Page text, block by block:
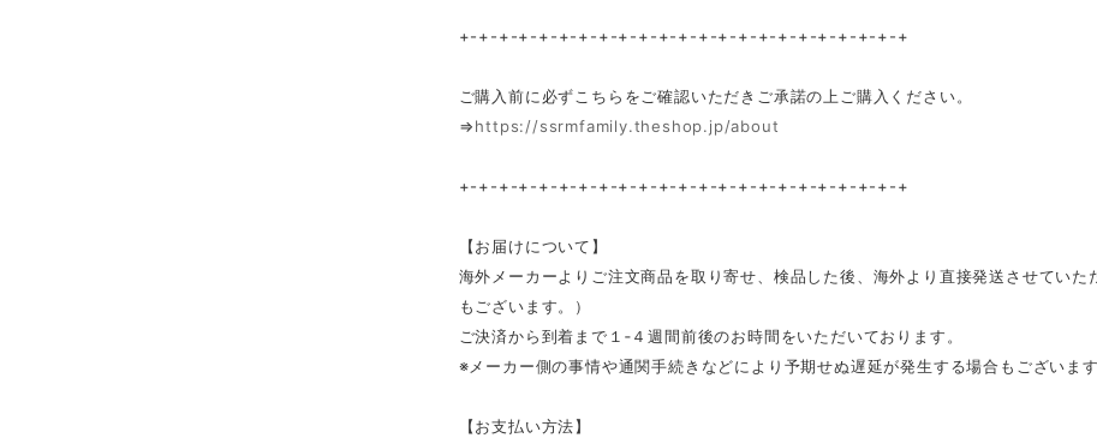
+-+-+-+-+-+-+-+-+-+-+-+-+-+-+-+-+-+-+-+-+-+-+
ご購入前に必ずこちらをご確認いただきご承諾の上ご購入ください。
⇒https://ssrmfamily.theshop.jp/about
+-+-+-+-+-+-+-+-+-+-+-+-+-+-+-+-+-+-+-+-+-+-+
【お届けについて】
海外メーカーよりご注文商品を取り寄せ、検品した後、海外より直接発送させてい
もございます。）
ご決済から到着まで１‐４週間前後のお時間をいただいております。
※メーカー側の事情や通関手続きなどにより予期せぬ遅延が発生する場合もございま
【お支払い方法】